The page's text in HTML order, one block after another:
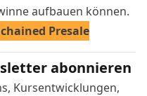
aufbauen können.
Presale
abonnieren
Kursentwicklungen,